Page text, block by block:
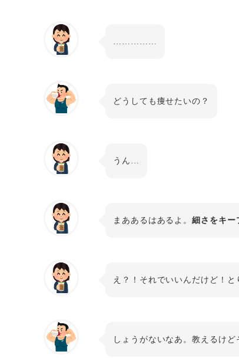
どうしても痩せたいの？
うん…
まああるはあるよ。細さをキー
え？！それでいいんだけど！と
しょうがないなあ。教えるけ